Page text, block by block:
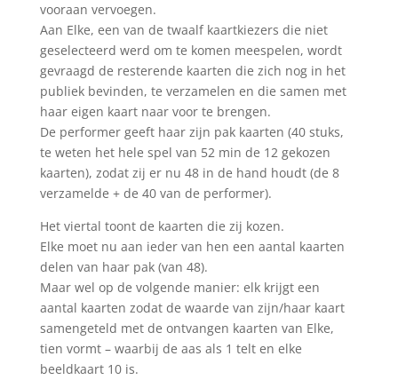
vooraan vervoegen.
Aan Elke, een van de twaalf kaartkiezers die niet
geselecteerd werd om te komen meespelen, wordt
gevraagd de resterende kaarten die zich nog in het
publiek bevinden, te verzamelen en die samen met
haar eigen kaart naar voor te brengen.
De performer geeft haar zijn pak kaarten (40 stuks,
te weten het hele spel van 52 min de 12 gekozen
kaarten), zodat zij er nu 48 in de hand houdt (de 8
verzamelde + de 40 van de performer).
Het viertal toont de kaarten die zij kozen.
Elke moet nu aan ieder van hen een aantal kaarten
delen van haar pak (van 48).
Maar wel op de volgende manier: elk krijgt een
aantal kaarten zodat de waarde van zijn/haar kaart
samengeteld met de ontvangen kaarten van Elke,
tien vormt – waarbij de aas als 1 telt en elke
beeldkaart 10 is.